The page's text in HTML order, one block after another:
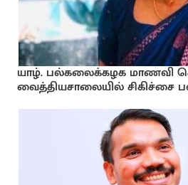
யாழ். பல்கலைக்கழக மாணவி
வைத்தியசாலையில் சிகிச்சை